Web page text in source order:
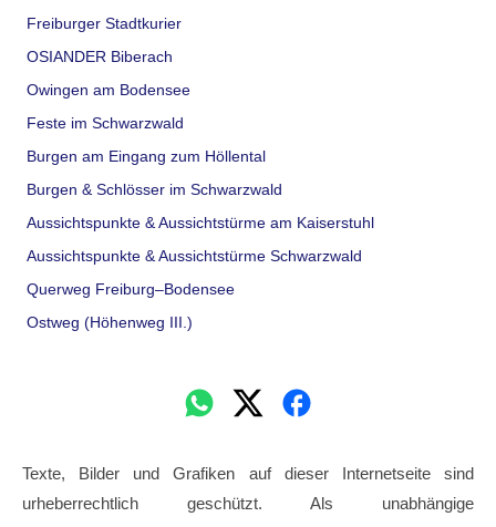
Freiburger Stadtkurier
OSIANDER Biberach
Owingen am Bodensee
Feste im Schwarzwald
Burgen am Eingang zum Höllental
Burgen & Schlösser im Schwarzwald
Aussichtspunkte & Aussichtstürme am Kaiserstuhl
Aussichtspunkte & Aussichtstürme Schwarzwald
Querweg Freiburg–Bodensee
Ostweg (Höhenweg III.)
Texte, Bilder und Grafiken auf dieser Internetseite sind
urheberrechtlich geschützt. Als unabhängige